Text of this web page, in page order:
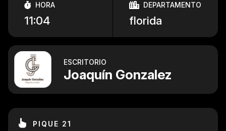
HORA
11:04
DEPARTAMENTO
florida
ESCRITORIO
Joaquín Gonzalez
PIQUE 21